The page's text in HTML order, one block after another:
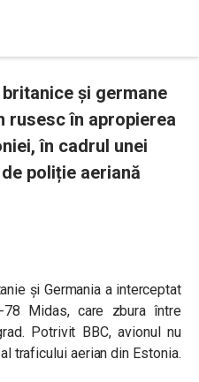
și germane
rusesc în apropierea
în cadrul unei
poliție aeriană
și Germania a interceptat
Midas, care zbura între
Potrivit BBC, avionul nu
traficului aerian din Estonia.